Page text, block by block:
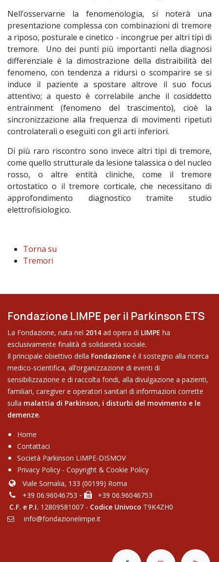
Nell’osservarne la fenomenologia, si noterà una
presentazione complessa con combinazioni di tremore
a riposo, posturale e cinetico - incongrue per altri tipi di
tremore. Uno dei punti più importanti nella diagnosi
differenziale è la dimostrazione della distraibilità del
fenomeno, con tendenza a ridursi o scomparire se si
induce il paziente a spostare altrove il suo focus
attentivo; a questo è correlabile anche il cosiddetto
entrainment (fenomeno del trascimento), cioè la
sincronizzazione alla frequenza di movimenti ripetuti
controlaterali o eseguiti con gli arti inferiori.
Di più raro riscontro sono invece altri tipi di tremore,
come quello strutturale da lesione talassica o del nucleo
rosso, o altre entità cliniche, come il tremore
ortostatico o il tremore corticale, che necessitano di
approfondimento diagnostico tramite studio
elettrofisiologico.
Torna su
Tremori
Fondazione LIMPE per il Parkinson ETS
La Fondazione, nata nel 2014 ad opera di LIMPE ha
esclusivamente finalità di solidarietà sociale.
Il principale obiettivo della Fondazione è il sostegno alla ricerca
medico-scientifica, all’organizzazione di eventi di
sensibilizzazione e di raccolta fondi, alla divulgazione a pazienti,
familiari, caregiver e operatori sanitari di informazioni corrette
sulla malattia di Parkinson, i disturbi del movimento e le
demenze.
Home
Contattaci
Soci​età Parkinson LIMPE-DISMOV
Privacy Policy - Copyright & Cookie Policy
Viale Somalia, 133 (00199) Roma
+39 06.96046753 -
+39 06.96046753
C.F. e P.I. 12809581007 - Codice Univoco T9K4ZH0
info@fondazionelimpe.it